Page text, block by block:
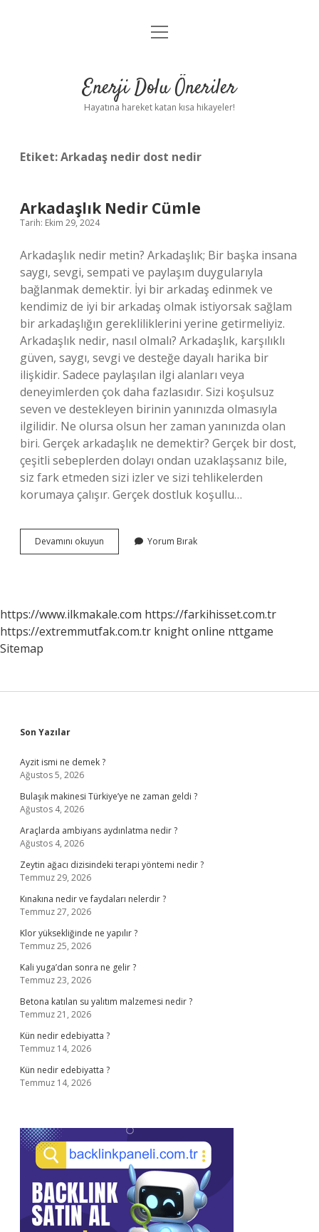
Anasayfa
Yasal Uyarı
menüyü
Enerji Dolu Öneriler
Hayatına hareket katan kısa hikayeler!
Etiket:Arkadaş nedir dost nedir
Arkadaşlık Nedir Cümle
Tarih: Ekim 29, 2024
Arkadaşlık nedir metin? Arkadaşlık; Bir başka insana
saygı, sevgi, sempati ve paylaşım duygularıyla
bağlanmak demektir. İyi bir arkadaş edinmek ve
kendimiz de iyi bir arkadaş olmak istiyorsak sağlam
bir arkadaşlığın gerekliliklerini yerine getirmeliyiz.
Arkadaşlık nedir, nasıl olmalı? Arkadaşlık, karşılıklı
güven, saygı, sevgi ve desteğe dayalı harika bir
ilişkidir. Sadece paylaşılan ilgi alanları veya
deneyimlerden çok daha fazlasıdır. Sizi koşulsuz
seven ve destekleyen birinin yanınızda olmasıyla
ilgilidir. Ne olursa olsun her zaman yanınızda olan
biri. Gerçek arkadaşlık ne demektir? Gerçek bir dost,
çeşitli sebeplerden dolayı ondan uzaklaşsanız bile,
siz fark etmeden sizi izler ve sizi tehlikelerden
korumaya çalışır. Gerçek dostluk koşullu…
Devamını okuyun Arkadaşlık
Nedir
Yorum Bırak
https://www.ilkmakale.com https://farkihisset.com.tr
https://extremmutfak.com.tr knight online nttgame
Sitemap
Sidebar
Son Yazılar
Ayzit ismi ne demek ?
Ağustos 5, 2026
Bulaşık makinesi Türkiye’ye ne zaman geldi ?
Ağustos 4, 2026
Araçlarda ambiyans aydınlatma nedir ?
Ağustos 4, 2026
Zeytin ağacı dizisindeki terapi yöntemi nedir ?
Temmuz 29, 2026
Kınakına nedir ve faydaları nelerdir ?
Temmuz 27, 2026
Klor yüksekliğinde ne yapılır ?
Temmuz 25, 2026
Kali yuga’dan sonra ne gelir ?
Temmuz 23, 2026
Betona katılan su yalıtım malzemesi nedir ?
Temmuz 21, 2026
Kün nedir edebiyatta ?
Temmuz 14, 2026
Kün nedir edebiyatta ?
Temmuz 14, 2026